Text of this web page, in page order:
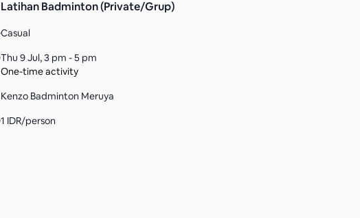
Latihan Badminton (Private/Grup)
Casual
Thu 9 Jul,3 pm - 5 pm
One-time activity
Kenzo Badminton Meruya
1 IDR/person